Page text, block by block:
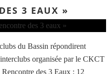
3 EAUX »
du Bassin répondirent
organisée par le CKCT
des 3 Eaux : 12